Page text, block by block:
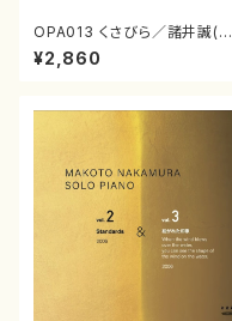
OPA013 くさびら／諸井誠(電
子音楽／CD)
¥2,860